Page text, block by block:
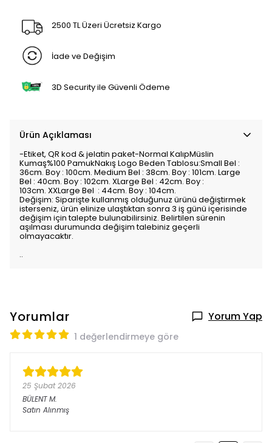
2500 TL Üzeri Ücretsiz Kargo
İade ve Değişim
3D Security ile Güvenli Ödeme
Ürün Açıklaması
-Etiket, QR kod & jelatin paket-Normal KalıpMüslin
Kumaş%100 PamukNakış Logo Beden Tablosu:Small Bel :
36cm. Boy : 100cm. Medium Bel : 38cm. Boy : 101cm. Large
Bel : 40cm. Boy : 102cm. XLarge Bel : 42cm. Boy :
103cm. XXLarge Bel : 44cm. Boy : 104cm.
Değişim: Siparişte kullanmış olduğunuz ürünü değiştirmek
isterseniz, ürün elinize ulaştıktan sonra 3 iş günü içerisinde
değişim için talepte bulunabilirsiniz. Belirtilen sürenin
aşılması durumunda değişim talebiniz geçerli
olmayacaktır.
..
Yorumlar Yorum Yap
1 değerlendirmeye göre
25 Şubat 2026
BÜLENT M.
Satın Alınmış